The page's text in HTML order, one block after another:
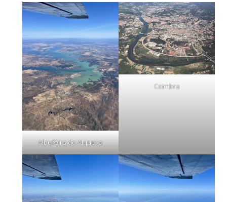
Albufeira do Alqueva
Coimbra